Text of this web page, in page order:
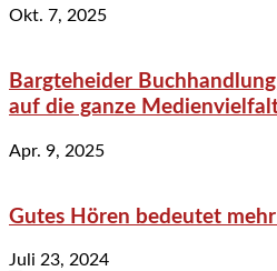
Okt. 7, 2025
Bargteheider
auf die ganze
Apr. 9, 2025
Gutes Hören bedeutet
Juli 23, 2024